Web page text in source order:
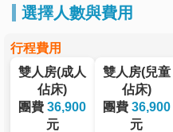
選擇人數與費用
行程費用
雙人房(成人
佔床)
團費36,900
元
雙人房(兒童
佔床)
團費 36,900
元